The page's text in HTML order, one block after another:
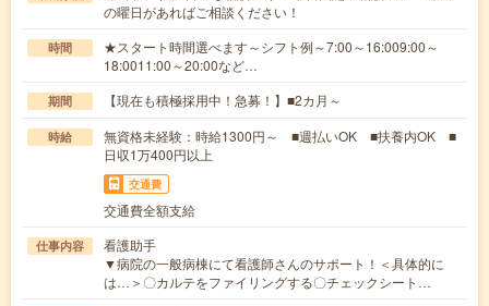
の曜日があればご相談ください！
時間
★スタート時間選べます～シフト例～7:00～16:009:00～
18:0011:00～20:00など…
期間 【現在も積極採用中！急募！】■2カ月～
時給
無資格未経験：時給1300円～ ■週払いOK ■扶養内OK ■
日収1万400円以上
交通費
交通費全額支給
仕事内容
看護助手
▼病院の一般病棟にて看護師さんのサポート！＜具体的に
は…＞〇カルテをファイリングする〇チェックシート…